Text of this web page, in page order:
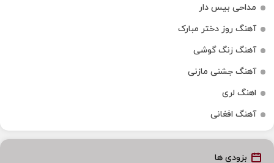
مداحی بیس دار
آهنگ روز دختر مبارک
آهنگ زنگ گوشی
آهنگ جشنی مازنی
اهنگ لری
آهنگ افغانی
بزودی ها